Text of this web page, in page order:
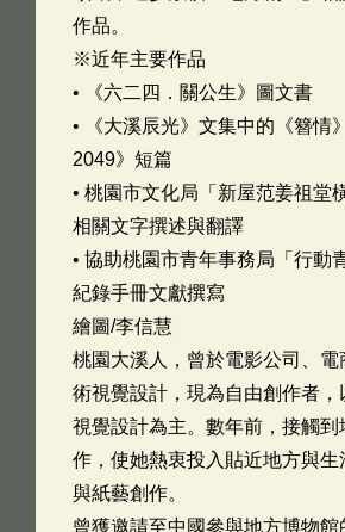
作品。
※近年主要作品
• 《六二四．關公生》圖文書
• 《大溪辰光》文集中的《簪情
2049》短篇
• 桃園市文化局「新屋范姜祖堂
相關文字撰述與翻譯
• 協助桃園市青年事務局「行動
紀錄手冊文獻撰寫
繪圖/李信慧
桃園大溪人，曾於電影公司、電
術視覺設計，現為自由創作者，
視覺設計為主。數年前，接觸到
作，使她熱衷投入貼近地方與生
與紙藝創作。
曾獲邀請至中國參與地方博物